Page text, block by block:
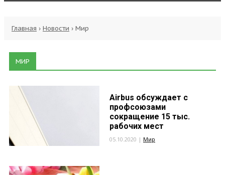
Главная › Новости › Мир
МИР
Airbus обсуждает с
профсоюзами
сокращение 15 тыс.
рабочих мест
05.10.2020 | Мир